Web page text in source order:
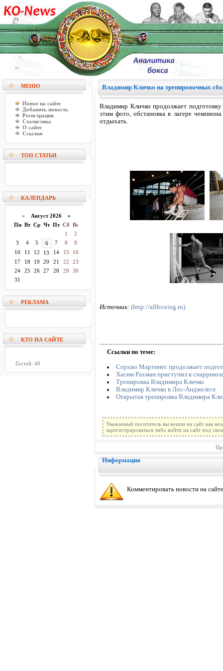
МЕНЮ
Новое на сайте
Добавить новость
Регистрация
Статистика
О сайте
Ссылки
ТОП СТАТЬИ
КАЛЕНДАРЬ
« Август 2026 »
Пн Вт Ср Чт Пт Сб Вс
1
2
3
4 5 6 7 8
9
10
11 12 13 14 15
16
17
18 19 20 21 22
23
24
25 26 27 28 29
30
31
РЕКЛАМА
КТО НА САЙТЕ
Гостей: 40
Владимир Кличко на тренировочных
Владимир Кличко продолжает
этим фото, обстановка в лагере
отдыхать.
Источник: (http://allboxing.ru)
Ссылки по теме:
Серхио Мартинес продолжает
Хасим Рахман приступил к
Тренировка Владимира Кличко
Владимир Кличко в Лос-Анджелесе
Открытая тренировка Владимира
Уважаемый посетитель вы вошли на сайт как
зарегистрироваться либо войти на сайт под
Информация
Комментировать новости на